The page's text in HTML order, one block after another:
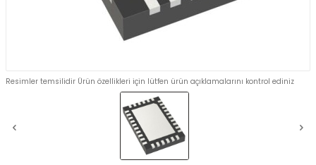
Resimler temsilidir Ürün özellikleri için lütfen ürün açıklamalarını kontrol ediniz